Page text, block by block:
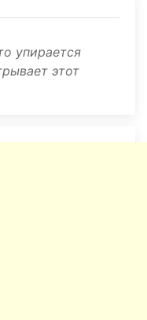
упирается
этот